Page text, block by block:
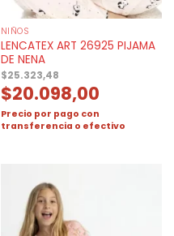
NIÑOS
LENCATEX ART 26925 PIJAMA
DE NENA
$25.323,48
$20.098,00
Precio por pago con
transferencia o efectivo